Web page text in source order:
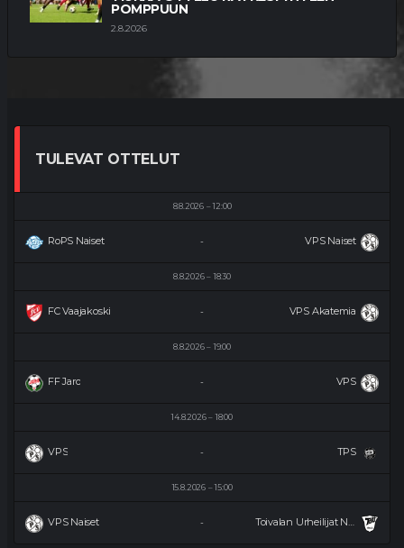
POMPPUUN
2.8.2026
TULEVAT OTTELUT
8.8.2026 12:00
RoPS Naiset VPS Naiset
-
8.8.2026 18:30
FC Vaajakoski VPS Akatemia
-
8.8.2026 19:00
FF Jaro VPS
-
14.8.2026 18:00
VPS TPS
-
15.8.2026 15:00
VPS Naiset Toivalan Urheilijat Naiset
-